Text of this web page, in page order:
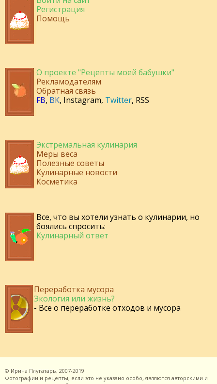
Регистрация
Помощь
О проекте "Рецепты моей бабушки"
Рекламодателям
Обратная связь
FB, ВК, Instagram, Twitter, RSS
Экстремальная кулинария
Меры веса
Полезные советы
Кулинарные новости
Косметика
Все, что вы хотели узнать о кулинарии, но
боялись спросить:
Кулинарный ответ
Переработка мусора
Экология или жизнь?
- Все о переработке отходов и мусора
© Ирина Плугатарь, 2007-2019.
Фотографии и рецепты, если это не указано особо, являются авторскими и